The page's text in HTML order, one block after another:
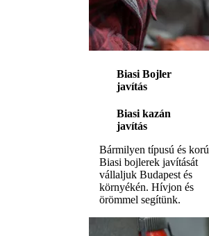
Biasi Bojler
javítás
Biasi kazán
javítás
Bármilyen típusú és korú
Biasi bojlerek javítását
vállaljuk Budapest és
környékén. Hívjon és
örömmel segítünk.